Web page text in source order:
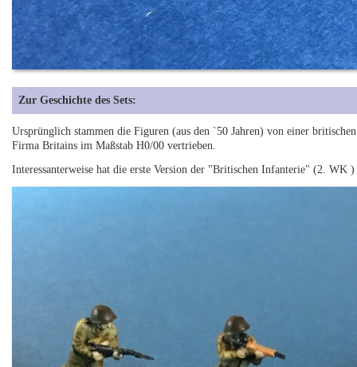
Zur Geschichte des Sets:
Ursprünglich stammen die Figuren (aus den `50 Jahren) von einer
Firma Britains im Maßstab H0/00 vertrieben.
Interessanterweise hat die erste Version der "Britischen Infanterie" (2.